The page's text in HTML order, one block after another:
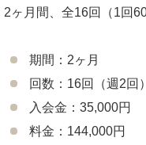
2ヶ月間、全16回（1回
期間：2ヶ月
回数：16回（週2回）
入会金：35,000円
料金：144,000円